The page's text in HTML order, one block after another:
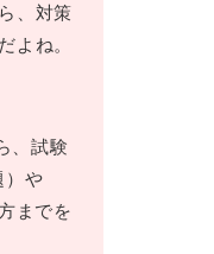
、対策
よね。
、試験
）や
までを